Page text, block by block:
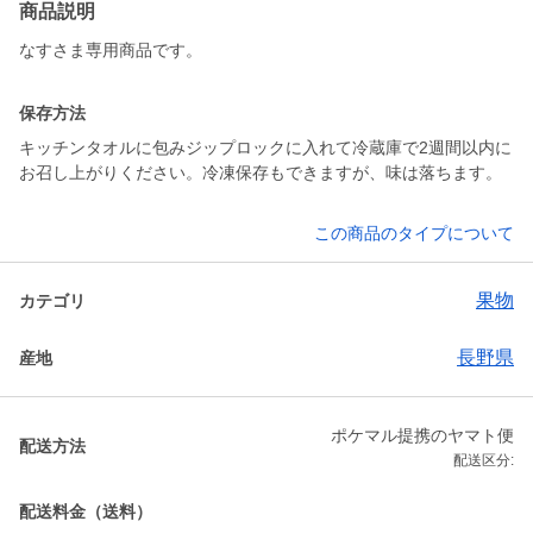
商品説明
保存方法
キッチンタオルに包みジップロックに入れて冷蔵庫で2週間以内に
お召し上がりください。冷凍保存もできますが、味は落ちます。
この商品のタイプについて
カテゴリ 果物
産地 長野県
配送方法
ポケマル提携のヤマト便
配送区分:
配送料金（送料）